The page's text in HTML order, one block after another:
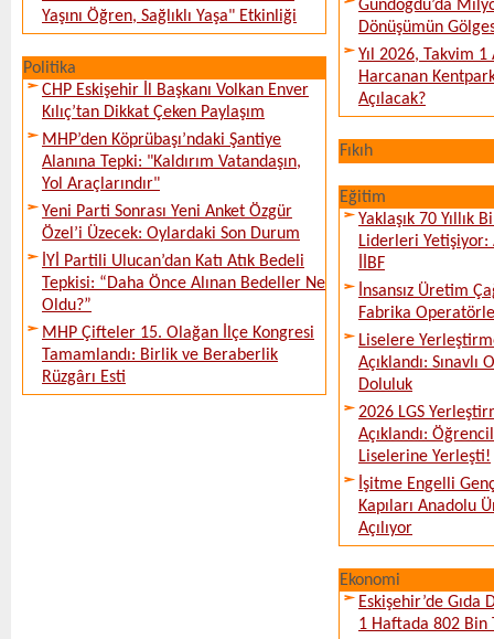
Yaşını Öğren, Sağlıklı Yaşa" Etkinliği
Politika
CHP Eskişehir İl Başkanı Volkan Enver
Kılıç’tan Dikkat Çeken Paylaşım
MHP’den Köprübaşı’ndaki Şantiye
Alanına Tepki: "Kaldırım Vatandaşın,
Yol Araçlarındır"
Yeni Parti Sonrası Yeni Anket Özgür
Özel’i Üzecek: Oylardaki Son Durum
İYİ Partili Ulucan’dan Katı Atık Bedeli
Tepkisi: “Daha Önce Alınan Bedeller Ne
Oldu?”
MHP Çifteler 15. Olağan İlçe Kongresi
Tamamlandı: Birlik ve Beraberlik
Rüzgârı Esti
Gündoğdu’da
Dönüşümün
Yıl 2026, Takvim
Harcanan
Açılacak?
Fıkıh
Eğitim
Yaklaşık 70 Yıllık
Liderleri
İİBF
İnsansız Üretim
Fabrika
Liselere
Açıklandı:
Doluluk
2026 LGS
Açıklandı:
Liselerine Yerleşti!
İşitme Engelli
Kapıları Anadolu
Açılıyor
Ekonomi
Eskişehir’de
1 Haftada 802 Bin